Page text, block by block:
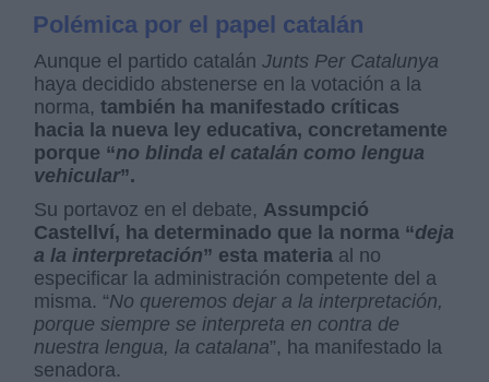
Polémica por el papel catalán
Aunque el partido catalánJunts Per Catalunya
haya decidido abstenerse en la votación a la
norma, también ha manifestado críticas
hacia la nueva ley educativa, concretamente
porque “no blinda el catalán como lengua
vehicular”.
Su portavoz en el debate, Assumpció
Castellví, ha determinado que la norma “deja
a la interpretación” esta materia al no
especificar la administración competente del a
misma. “No queremos dejar a la interpretación,
porque siempre se interpreta en contra de
nuestra lengua, la catalana”, ha manifestado la
senadora.